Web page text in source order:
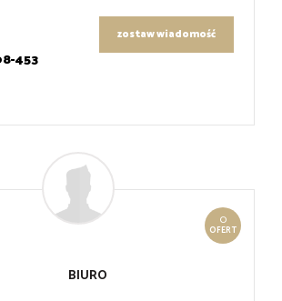
453
zostaw wiadomość
0
OFERT
BIURO